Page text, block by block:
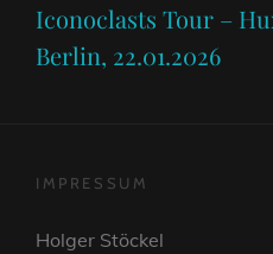
Iconoclasts Tour –
Berlin, 22.01.2026
IMPRESSUM
Holger Stöckel